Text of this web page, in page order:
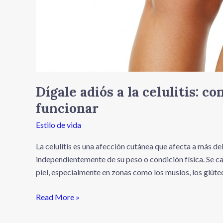
Dígale adiós a la celulitis:
funcionar
Estilo de vida
La celulitis es una afección cutánea que afecta a más
independientemente de su peso o condición física. Se
piel, especialmente en zonas como los muslos, los
Read More »